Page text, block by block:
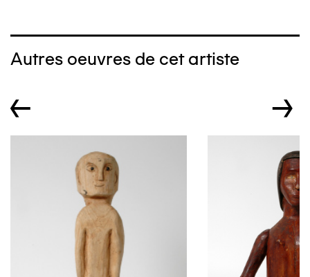
Autres oeuvres de cet artiste
← →